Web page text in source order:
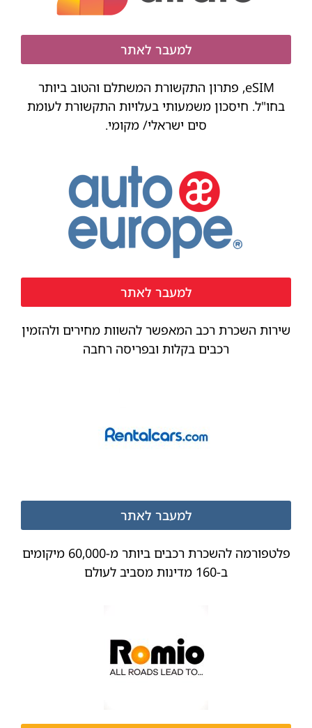
למעבר לאתר
eSIM, פתרון התקשורת המשתלם והטוב ביותר
בחו"ל. חיסכון משמעותי בעלויות התקשורת לעומת
סים ישראלי/ מקומי.
למעבר לאתר
שירות השכרת רכב המאפשר להשוות מחירים ולהזמין
רכבים בקלות ובפריסה רחבה
למעבר לאתר
פלטפורמה להשכרת רכבים ביותר מ-60,000 מיקומים
ב-160 מדינות מסביב לעולם